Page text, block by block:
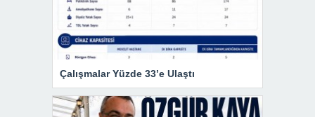
Çalışmalar Yüzde 33’e Ulaştı